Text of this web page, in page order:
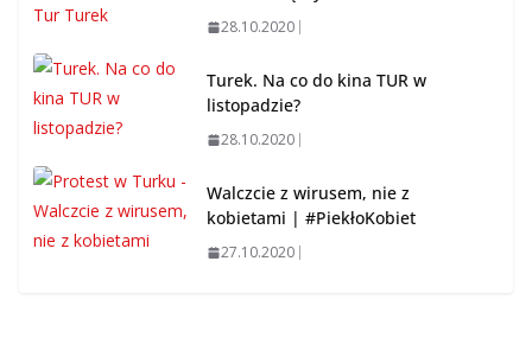
28.10.2020
Turek. Na co do kina TUR w
listopadzie?
28.10.2020
Walczcie z wirusem, nie z
kobietami | #PiekłoKobiet
27.10.2020